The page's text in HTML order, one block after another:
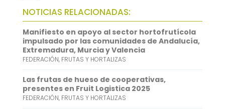
b
o
o
k
t
t
e
r
a
i
l
h
a
t
s
A
p
p
L
i
n
k
e
d
I
NOTICIAS RELACIONADAS:
Manifiesto en apoyo al sector hortofrutícola
impulsado por las comunidades de Andalucía,
Extremadura, Murcia y Valencia
FEDERACIÓN, FRUTAS Y HORTALIZAS
Las frutas de hueso de cooperativas,
presentes en Fruit Logistica 2025
FEDERACIÓN, FRUTAS Y HORTALIZAS